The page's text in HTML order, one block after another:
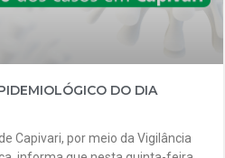
DO DIA
Capivari, por meio da Vigilância